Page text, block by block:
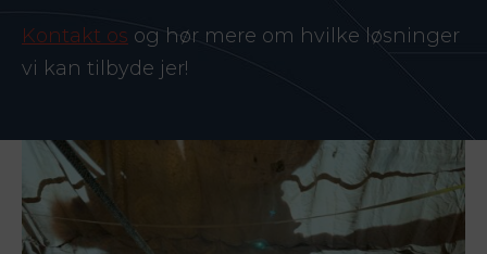
Kontakt os og hør mere om hvilke løsninger
vi kan tilbyde jer!